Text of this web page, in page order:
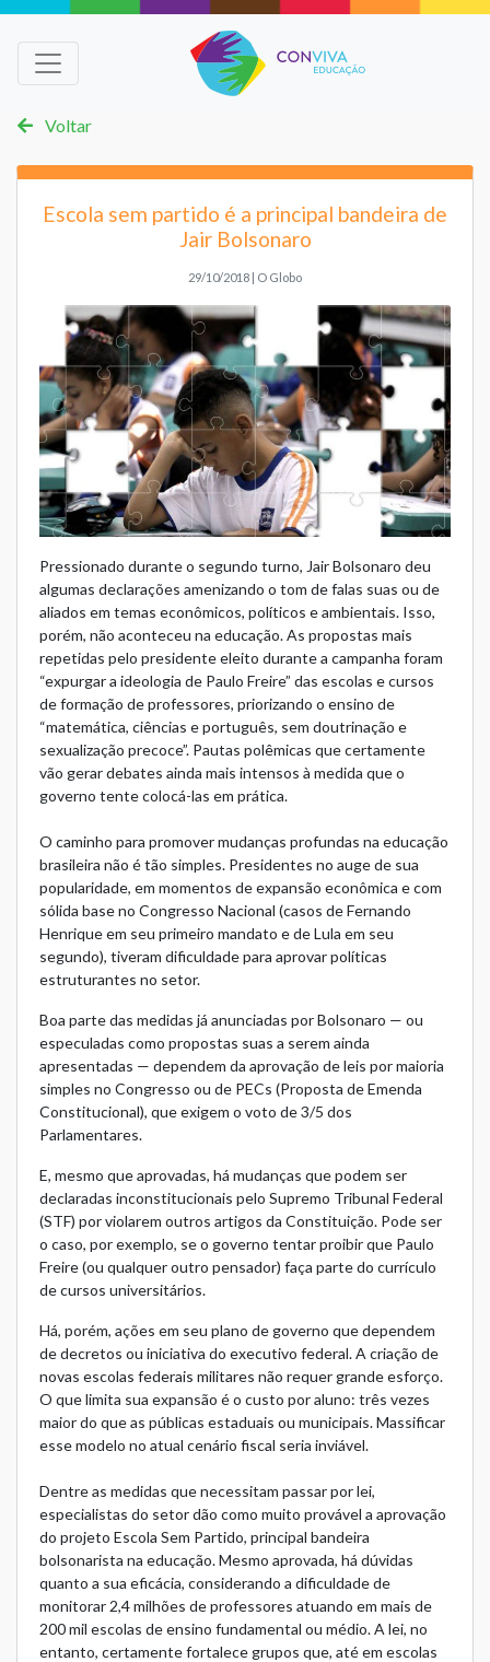
Voltar
Escola sem partido é a principal bandeira de
Jair Bolsonaro
29/10/2018 | O Globo
Pressionado durante o segundo turno, Jair Bolsonaro deu
algumas declarações amenizando o tom de falas suas ou de
aliados em temas econômicos, políticos e ambientais. Isso,
porém, não aconteceu na educação. As propostas mais
repetidas pelo presidente eleito durante a campanha foram
“expurgar a ideologia de Paulo Freire” das escolas e cursos
de formação de professores, priorizando o ensino de
“matemática, ciências e português, sem doutrinação e
sexualização precoce”. Pautas polêmicas que certamente
vão gerar debates ainda mais intensos à medida que o
governo tente colocá-las em prática.
O caminho para promover mudanças profundas na educação
brasileira não é tão simples. Presidentes no auge de sua
popularidade, em momentos de expansão econômica e com
sólida base no Congresso Nacional (casos de Fernando
Henrique em seu primeiro mandato e de Lula em seu
segundo), tiveram dificuldade para aprovar políticas
estruturantes no setor.
Boa parte das medidas já anunciadas por Bolsonaro — ou
especuladas como propostas suas a serem ainda
apresentadas — dependem da aprovação de leis por maioria
simples no Congresso ou de PECs (Proposta de Emenda
Constitucional), que exigem o voto de 3/5 dos
Parlamentares.
E, mesmo que aprovadas, há mudanças que podem ser
declaradas inconstitucionais pelo Supremo Tribunal Federal
(STF) por violarem outros artigos da Constituição. Pode ser
o caso, por exemplo, se o governo tentar proibir que Paulo
Freire (ou qualquer outro pensador) faça parte do currículo
de cursos universitários.
Há, porém, ações em seu plano de governo que dependem
de decretos ou iniciativa do executivo federal. A criação de
novas escolas federais militares não requer grande esforço.
O que limita sua expansão é o custo por aluno: três vezes
maior do que as públicas estaduais ou municipais. Massificar
esse modelo no atual cenário fiscal seria inviável.
Dentre as medidas que necessitam passar por lei,
especialistas do setor dão como muito provável a aprovação
do projeto Escola Sem Partido, principal bandeira
bolsonarista na educação. Mesmo aprovada, há dúvidas
quanto a sua eficácia, considerando a dificuldade de
monitorar 2,4 milhões de professores atuando em mais de
200 mil escolas de ensino fundamental ou médio. A lei, no
entanto, certamente fortalece grupos que, até em escolas